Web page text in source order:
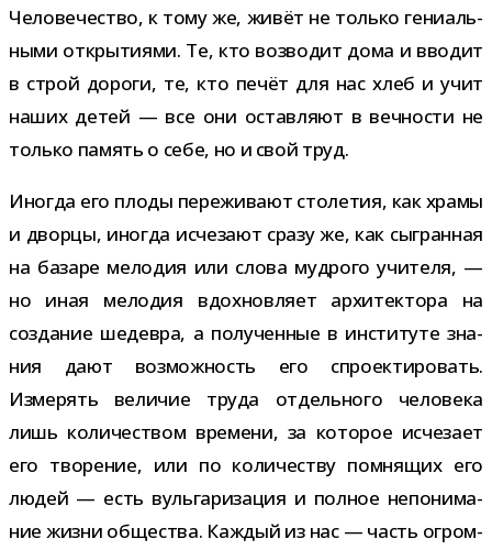
Человечество, к тому же, живёт не только гени­аль­
ными откры­ти­ями. Те, кто воз­во­дит дома и вво­дит
в строй дороги, те, кто печёт для нас хлеб и учит
наших детей — все они остав­ляют в веч­но­сти не
только память о себе, но и свой труд.
Иногда его плоды пере­жи­вают сто­ле­тия, как храмы
и дворцы, ино­гда исче­зают сразу же, как сыг­ран­ная
на базаре мело­дия или слова муд­рого учи­теля, —
но иная мело­дия вдох­нов­ляет архи­тек­тора на
созда­ние шедевра, а полу­чен­ные в инсти­туте зна­
ния дают воз­мож­ность его спро­ек­ти­ро­вать.
Измерять вели­чие труда отдель­ного чело­века
лишь коли­че­ством вре­мени, за кото­рое исче­зает
его тво­ре­ние, или по коли­че­ству пом­ня­щих его
людей — есть вуль­га­ри­за­ция и пол­ное непо­ни­ма­
ние жизни обще­ства. Каждый из нас — часть огром­